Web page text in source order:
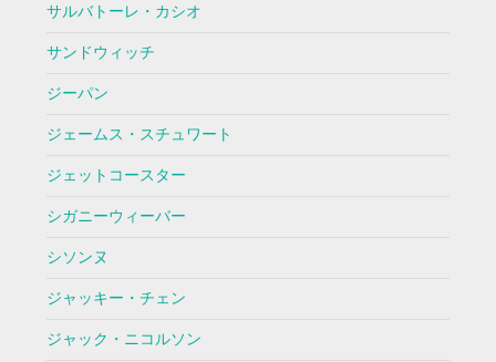
サルバトーレ・カシオ
サンドウィッチ
ジーパン
ジェームス・スチュワート
ジェットコースター
シガニーウィーバー
シソンヌ
ジャッキー・チェン
ジャック・ニコルソン